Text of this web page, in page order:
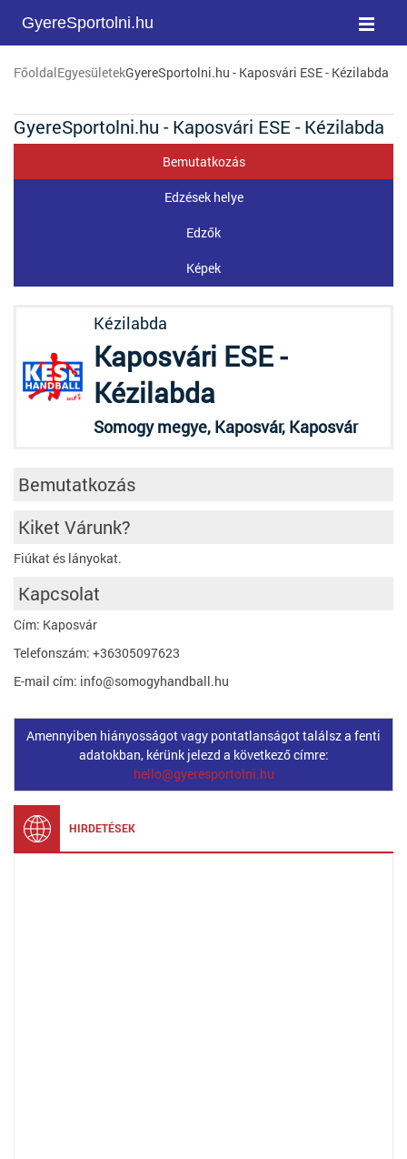
GyereSportolni.hu
FőoldalEgyesületekGyereSportolni.hu - Kaposvári ESE - Kézilabda
GyereSportolni.hu - Kaposvári ESE - Kézilabda
Bemutatkozás
Edzések helye
Edzők
Képek
Kézilabda
Kaposvári ESE -
Kézilabda
Somogy megye, Kaposvár, Kaposvár
Bemutatkozás
Kiket Várunk?
Fiúkat és lányokat.
Kapcsolat
Cím: Kaposvár
Telefonszám: +36305097623
E-mail cím: info@somogyhandball.hu
Amennyiben hiányosságot vagy pontatlanságot találsz a fenti
adatokban, kérünk jelezd a következő címre:
hello@gyeresportolni.hu
HIRDETÉSEK